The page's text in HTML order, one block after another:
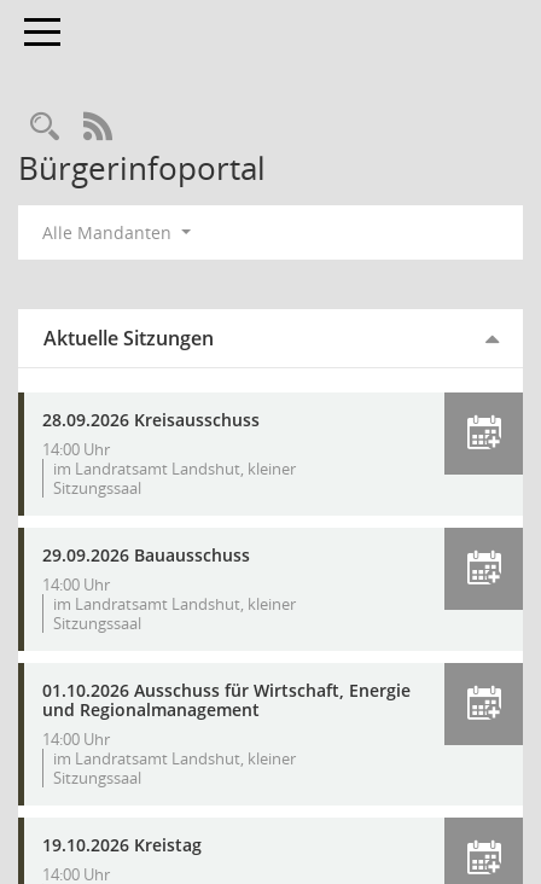
Toggle navigation
Rechercheauswahl
RSS-Feed
Bürgerinfoportal
Alle Mandanten
Aktuelle Sitzungen
28.09.2026 Kreisausschuss
14:00 Uhr
im Landratsamt Landshut, kleiner
Sitzungssaal
29.09.2026 Bauausschuss
14:00 Uhr
im Landratsamt Landshut, kleiner
Sitzungssaal
01.10.2026 Ausschuss für Wirtschaft, Energie
und Regionalmanagement
14:00 Uhr
im Landratsamt Landshut, kleiner
Sitzungssaal
19.10.2026 Kreistag
14:00 Uhr